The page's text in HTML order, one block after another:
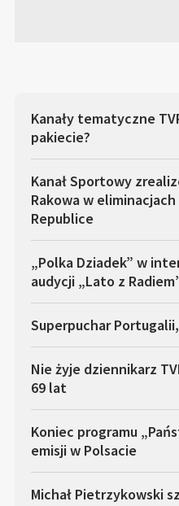
Kanały tematyczne
pakiecie?
Kanał Sportowy
Rakowa w
Republice
„Polka Dziadek” w
audycji „Lato z
Superpuchar
Nie żyje dziennikarz
69 lat
Koniec programu
emisji w Polsacie
Michał Pietrzykowski